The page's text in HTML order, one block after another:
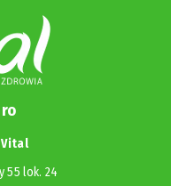
55 lok. 24